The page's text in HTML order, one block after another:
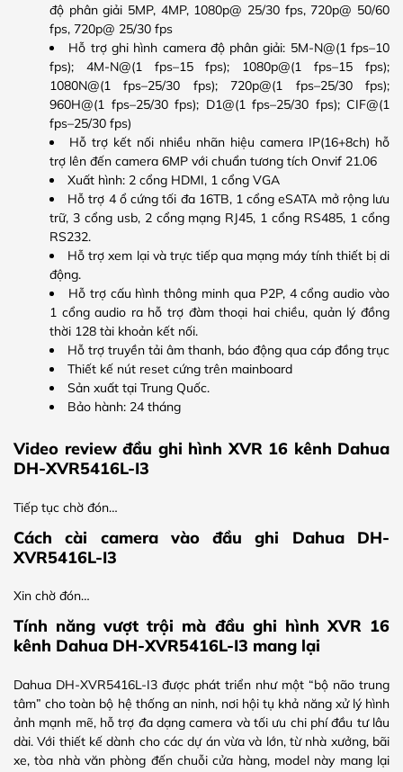
độ phân giải 5MP, 4MP, 1080p@ 25/30 fps, 720p@ 50/60
fps, 720p@ 25/30 fps
Hỗ trợ ghi hình camera độ phân giải: 5M-N@(1 fps–10
fps); 4M-N@(1 fps–15 fps); 1080p@(1 fps–15 fps);
1080N@(1 fps–25/30 fps); 720p@(1 fps–25/30 fps);
960H@(1 fps–25/30 fps); D1@(1 fps–25/30 fps); CIF@(1
fps–25/30 fps)
Hỗ trợ kết nối nhiều nhãn hiệu camera IP(16+8ch) hỗ
trợ lên đến camera 6MP với chuẩn tương tích Onvif 21.06
Xuất hình: 2 cổng HDMI, 1 cổng VGA
Hỗ trợ 4 ổ cứng tối đa 16TB, 1 cổng eSATA mở rộng lưu
trữ, 3 cổng usb, 2 cổng mạng RJ45, 1 cổng RS485, 1 cổng
RS232.
Hỗ trợ xem lại và trực tiếp qua mạng máy tính thiết bị di
động.
Hỗ trợ cấu hình thông minh qua P2P, 4 cổng audio vào
1 cổng audio ra hỗ trợ đàm thoại hai chiều, quản lý đồng
thời 128 tài khoản kết nối.
Hỗ trợ truyền tải âm thanh, báo động qua cáp đồng trục
Thiết kế nút reset cứng trên mainboard
Sản xuất tại Trung Quốc.
Bảo hành: 24 tháng
Video review đầu ghi hình XVR 16 kênh Dahua
DH-XVR5416L-I3
Tiếp tục chờ đón…
Cách cài camera vào đầu ghi Dahua DH-
XVR5416L-I3
Xin chờ đón…
Tính năng vượt trội mà đầu ghi hình XVR 16
kênh Dahua DH-XVR5416L-I3 mang lại
Dahua DH-XVR5416L-I3 được phát triển như một “bộ não trung
tâm” cho toàn bộ hệ thống an ninh, nơi hội tụ khả năng xử lý hình
ảnh mạnh mẽ, hỗ trợ đa dạng camera và tối ưu chi phí đầu tư lâu
dài. Với thiết kế dành cho các dự án vừa và lớn, từ nhà xưởng, bãi
xe, tòa nhà văn phòng đến chuỗi cửa hàng, model này mang lại